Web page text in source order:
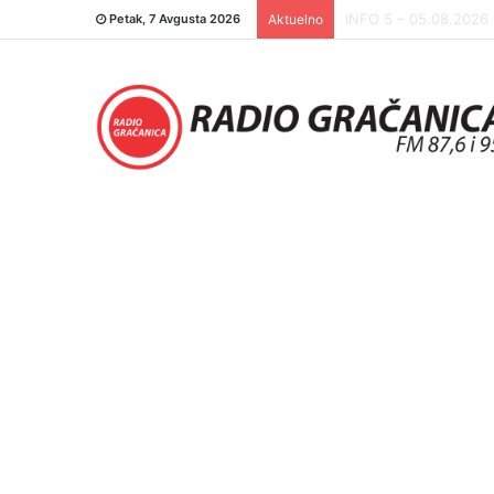
Petak, 7 Avgusta 2026 Aktuelno INFO 5 – 04.08.2026.